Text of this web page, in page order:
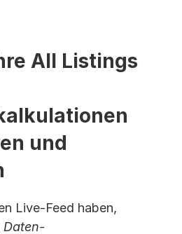
All Listings
und
Live-Feed haben,
Daten-